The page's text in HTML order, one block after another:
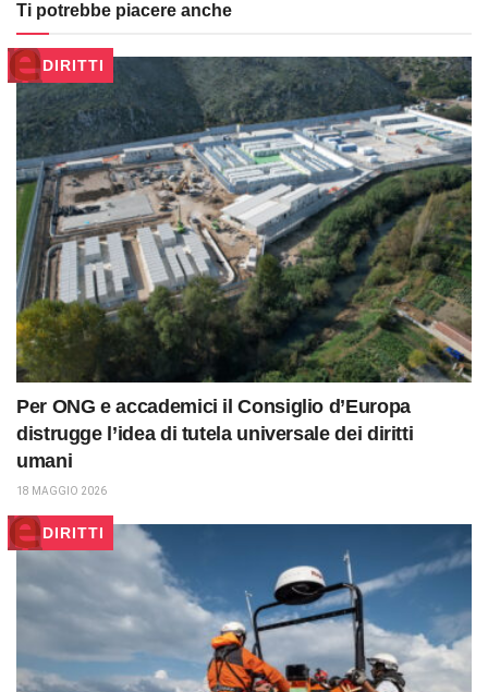
Ti potrebbe piacere anche
DIRITTI
Per ONG e accademici il Consiglio d’Europa
distrugge l’idea di tutela universale dei diritti
umani
18 MAGGIO 2026
DIRITTI